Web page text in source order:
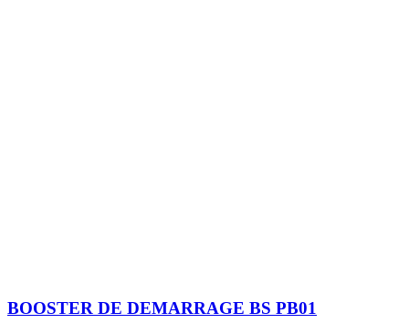
BOOSTER DE DEMARRAGE BS PB01